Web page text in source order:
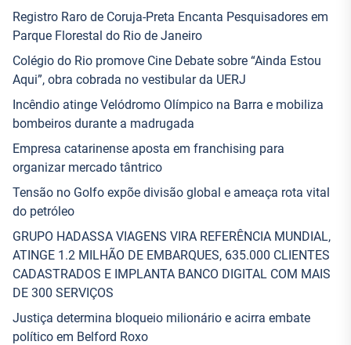
Registro Raro de Coruja-Preta Encanta Pesquisadores em
Parque Florestal do Rio de Janeiro
Colégio do Rio promove Cine Debate sobre “Ainda Estou
Aqui”, obra cobrada no vestibular da UERJ
Incêndio atinge Velódromo Olímpico na Barra e mobiliza
bombeiros durante a madrugada
Empresa catarinense aposta em franchising para
organizar mercado tântrico
Tensão no Golfo expõe divisão global e ameaça rota vital
do petróleo
GRUPO HADASSA VIAGENS VIRA REFERÊNCIA MUNDIAL,
ATINGE 1.2 MILHÃO DE EMBARQUES, 635.000 CLIENTES
CADASTRADOS E IMPLANTA BANCO DIGITAL COM MAIS
DE 300 SERVIÇOS
Justiça determina bloqueio milionário e acirra embate
político em Belford Roxo